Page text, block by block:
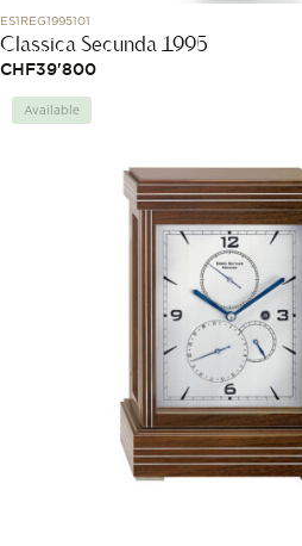
ES1REG1995101
Classica Secunda 1995
CHF39'800
Available